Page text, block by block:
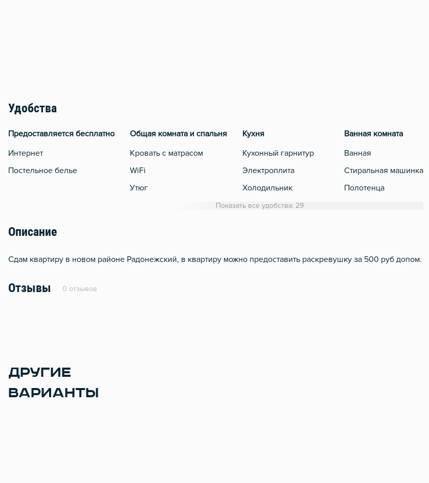
Удобства
Предоставляется бесплатно
Интернет
Постельное белье
Общая комната и спальня
Кровать с матрасом
WiFi
Утюг
Балкон
Кухня
Кухонный гарнитур
Электроплита
Холодильник
Обеденный стол
Посуда
Ванная комната
Ванная
Стиральная машинка
Полотенца
Показать все удобства: 29
Описание
Сдам квартиру в новом районе Радонежский, в квартиру можно предоставить раскревушку за 500 руб допом.
Отзывы 0 отзывов
ДРУГИЕ
ВАРИАНТЫ